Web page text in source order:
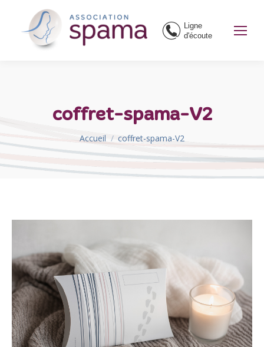
Ligne
d'écoute
coffret-spama-V2
Vous êtes ici :
Accueil coffret-spama-V2